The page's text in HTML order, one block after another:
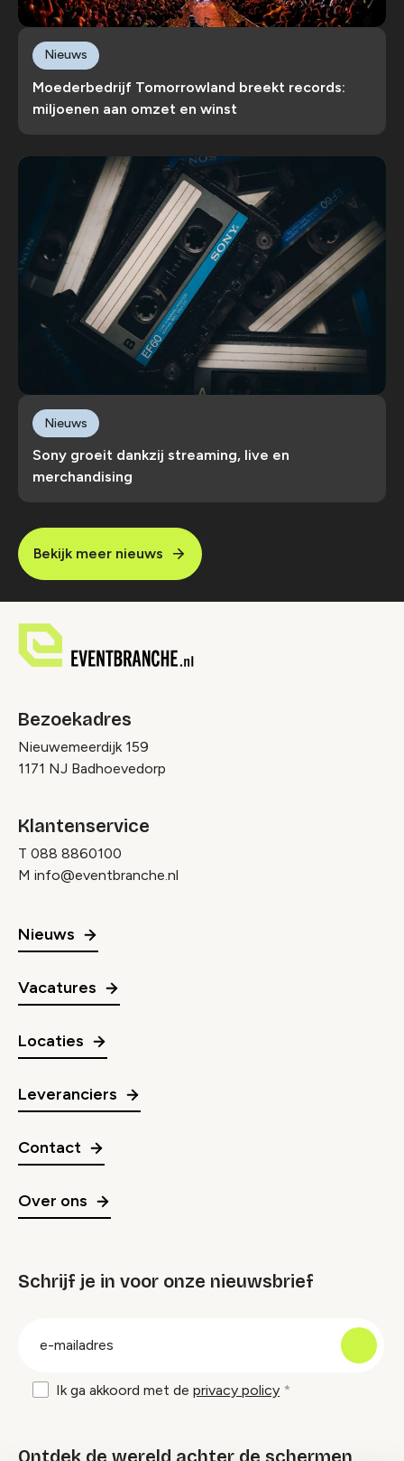
Moederbedrijf Tomorrowland breekt records:
miljoenen aan omzet en winst
Nieuws
Sony groeit dankzij streaming, live en
merchandising
Nieuws
Bekijk meer nieuws
Bezoekadres
Nieuwemeerdijk 159
1171 NJ Badhoevedorp
Klantenservice
T 088 8860100
M info@eventbranche.nl
Nieuws
Vacatures
Locaties
Leveranciers
Contact
Over ons
Schrijf je in voor onze nieuwsbrief
Ik ga akkoord met de privacy policy
Ontdek de wereld achter de schermen